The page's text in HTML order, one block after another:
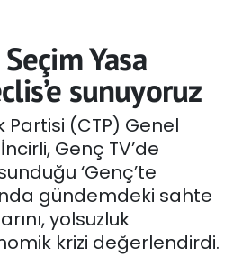
Yasa
sunuyoruz
(CTP) Genel
Genç TV’de
‘Genç’te
gündemdeki sahte
yolsuzluk
krizi değerlendirdi.